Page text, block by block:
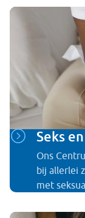
Seks
Ons
bij allerlei
met